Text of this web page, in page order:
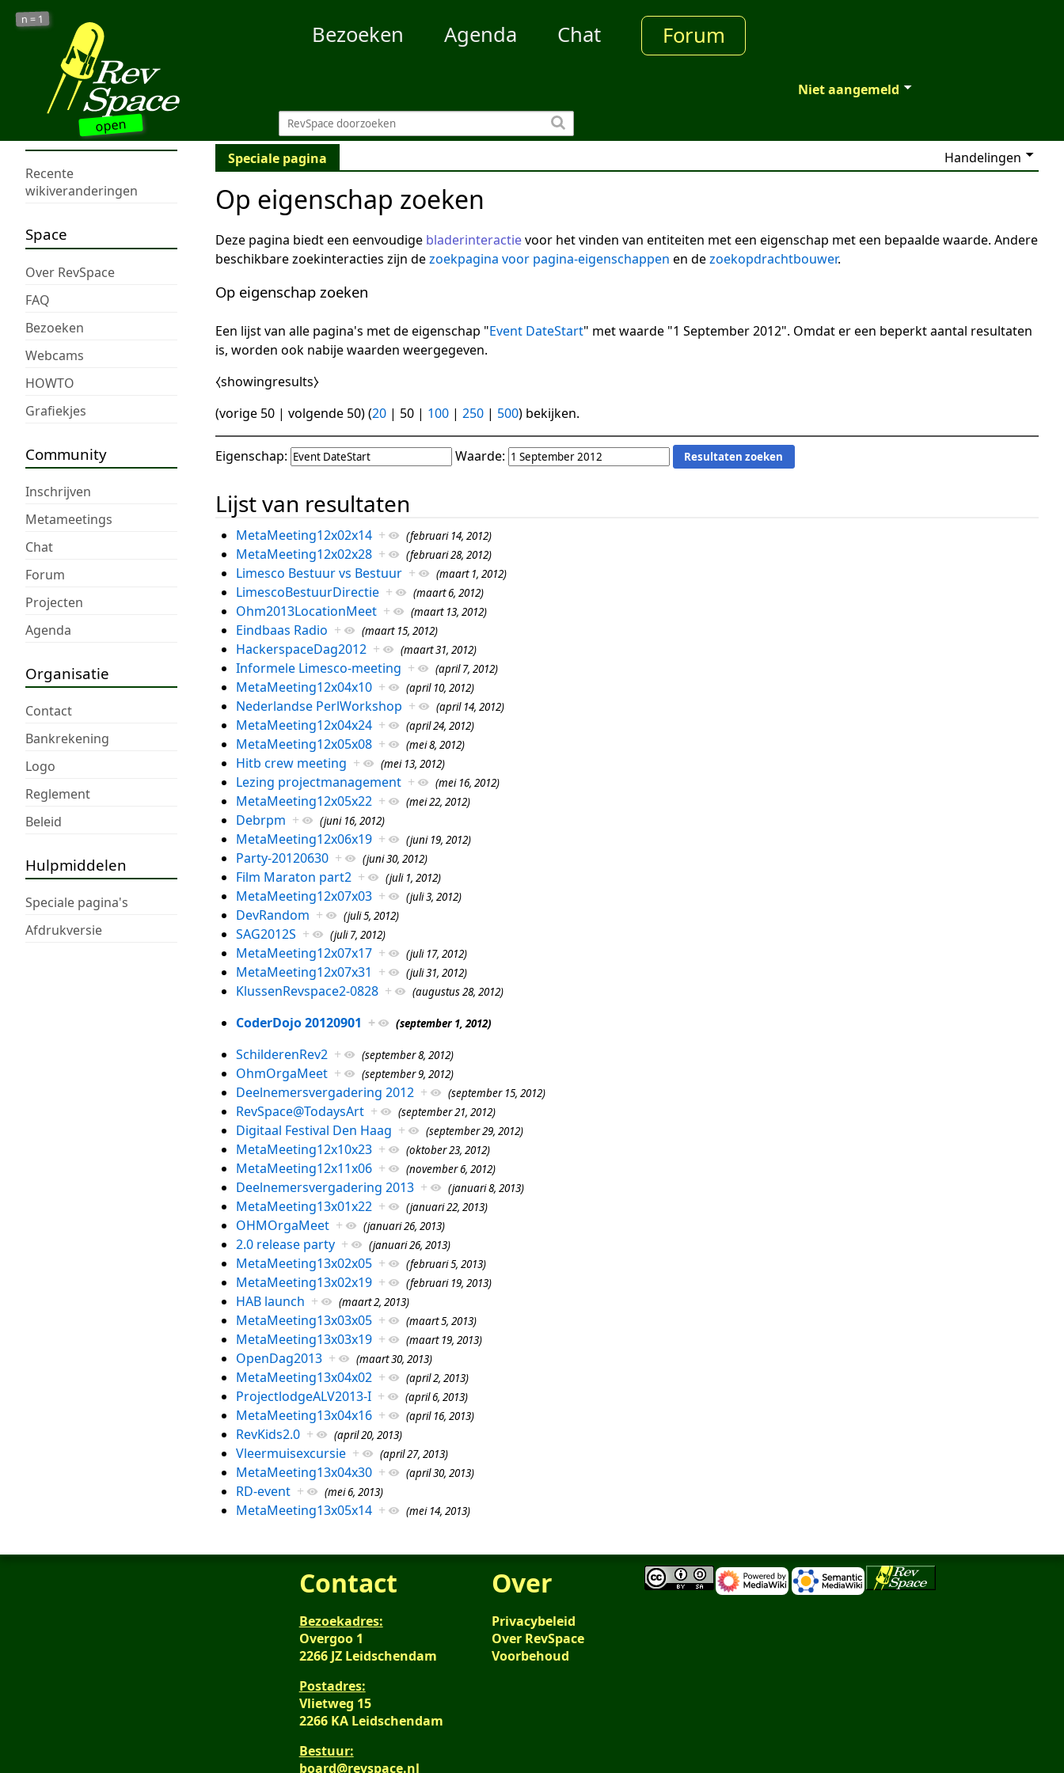
open
n = 1
Bezoeken Agenda Chat Forum
Niet aangemeld
Recente
wikiveranderingen
Space
Over RevSpace
FAQ
Bezoeken
Webcams
HOWTO
Grafiekjes
Community
Inschrijven
Metameetings
Chat
Forum
Projecten
Agenda
Organisatie
Contact
Bankrekening
Logo
Reglement
Beleid
Hulpmiddelen
Speciale pagina's
Afdrukversie
Speciale pagina Handelingen
Op eigenschap zoeken
Deze pagina biedt een eenvoudige bladerinteractievoor het vinden van entiteiten met een eigenschap met een bepaalde waarde. Andere
beschikbare zoekinteracties zijn dezoekpagina voor pagina-eigenschappen en dezoekopdrachtbouwer.
Op eigenschap zoeken
Een lijst van alle pagina's met de eigenschap "Event DateStart" met waarde "1 September 2012". Omdat er een beperkt aantal resultaten
is, worden ook nabije waarden weergegeven.
⧼showingresults⧽
(vorige 50 | volgende 50) (20 | 50 | 100 | 250 | 500) bekijken.
Eigenschap: Waarde:
Lijst van resultaten
MetaMeeting12x02x14 + (februari 14, 2012)
MetaMeeting12x02x28 + (februari 28, 2012)
Limesco Bestuur vs Bestuur + (maart 1, 2012)
LimescoBestuurDirectie + (maart 6, 2012)
Ohm2013LocationMeet + (maart 13, 2012)
Eindbaas Radio + (maart 15, 2012)
HackerspaceDag2012 + (maart 31, 2012)
Informele Limesco-meeting + (april 7, 2012)
MetaMeeting12x04x10 + (april 10, 2012)
Nederlandse PerlWorkshop + (april 14, 2012)
MetaMeeting12x04x24 + (april 24, 2012)
MetaMeeting12x05x08 + (mei 8, 2012)
Hitb crew meeting + (mei 13, 2012)
Lezing projectmanagement + (mei 16, 2012)
MetaMeeting12x05x22 + (mei 22, 2012)
Debrpm + (juni 16, 2012)
MetaMeeting12x06x19 + (juni 19, 2012)
Party-20120630 + (juni 30, 2012)
Film Maraton part2 + (juli 1, 2012)
MetaMeeting12x07x03 + (juli 3, 2012)
DevRandom + (juli 5, 2012)
SAG2012S + (juli 7, 2012)
MetaMeeting12x07x17 + (juli 17, 2012)
MetaMeeting12x07x31 + (juli 31, 2012)
KlussenRevspace2-0828 + (augustus 28, 2012)
CoderDojo 20120901 + (september 1, 2012)
SchilderenRev2 + (september 8, 2012)
OhmOrgaMeet + (september 9, 2012)
Deelnemersvergadering 2012 + (september 15, 2012)
RevSpace@TodaysArt + (september 21, 2012)
Digitaal Festival Den Haag + (september 29, 2012)
MetaMeeting12x10x23 + (oktober 23, 2012)
MetaMeeting12x11x06 + (november 6, 2012)
Deelnemersvergadering 2013 + (januari 8, 2013)
MetaMeeting13x01x22 + (januari 22, 2013)
OHMOrgaMeet + (januari 26, 2013)
2.0 release party + (januari 26, 2013)
MetaMeeting13x02x05 + (februari 5, 2013)
MetaMeeting13x02x19 + (februari 19, 2013)
HAB launch + (maart 2, 2013)
MetaMeeting13x03x05 + (maart 5, 2013)
MetaMeeting13x03x19 + (maart 19, 2013)
OpenDag2013 + (maart 30, 2013)
MetaMeeting13x04x02 + (april 2, 2013)
ProjectlodgeALV2013-I + (april 6, 2013)
MetaMeeting13x04x16 + (april 16, 2013)
RevKids2.0 + (april 20, 2013)
Vleermuisexcursie + (april 27, 2013)
MetaMeeting13x04x30 + (april 30, 2013)
RD-event + (mei 6, 2013)
MetaMeeting13x05x14 + (mei 14, 2013)
Contact
Bezoekadres:
Overgoo 1
2266 JZ Leidschendam
Postadres:
Vlietweg 15
2266 KA Leidschendam
Bestuur:
board@revspace.nl
Over
Privacybeleid
Over RevSpace
Voorbehoud